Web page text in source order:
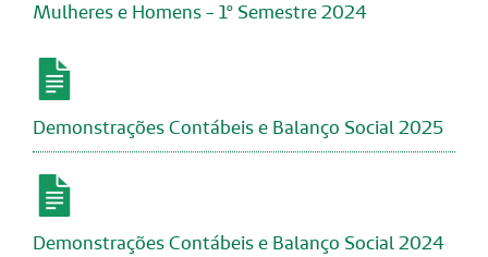
Mulheres e Homens - 1º Semestre 2024
Demonstrações Contábeis e Balanço Social 2025
Demonstrações Contábeis e Balanço Social 2024